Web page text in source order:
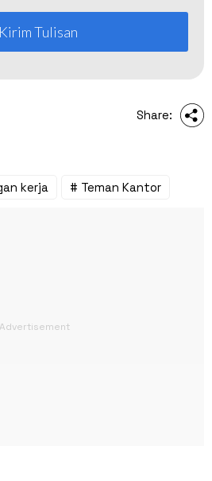
Kirim Tulisan
Share:
kerja # Teman Kantor